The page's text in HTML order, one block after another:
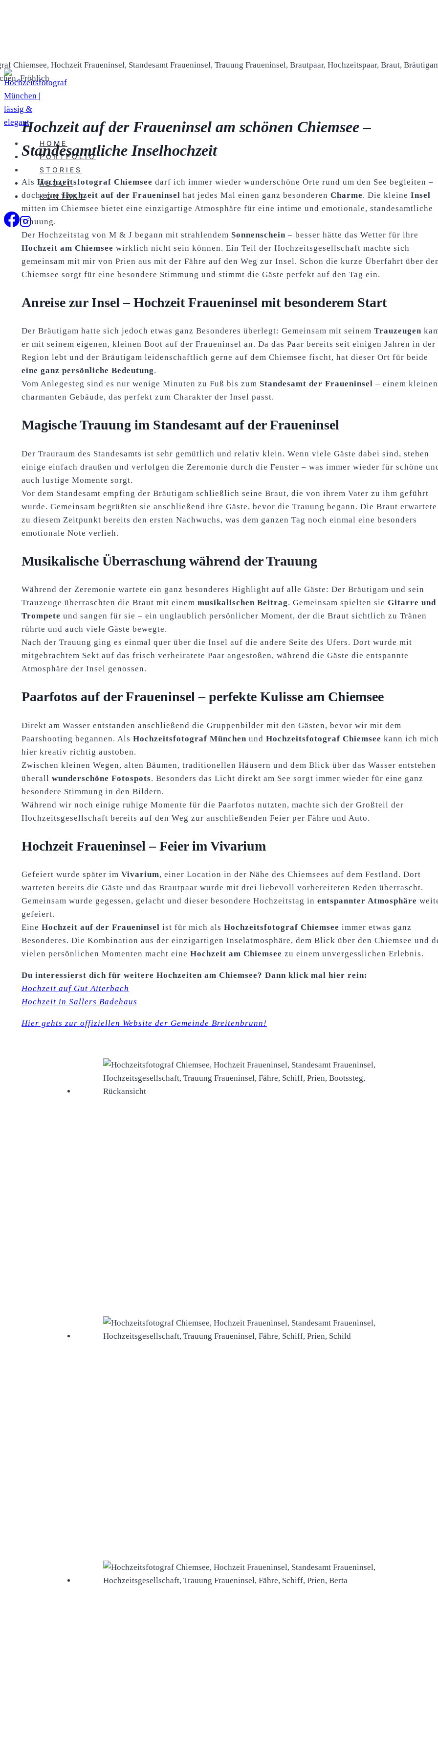
Zum
Inhalt
springen
HOME
PORTFOLIO
STORIES
ABOUT
KONTAKT
Hochzeit auf der Fraueninsel am schönen Chiemsee –
Standesamtliche Inselhochzeit
AlsHochzeitsfotograf Chiemsee darf ich immer wieder wunderschöne Orte rund um den See begleiten –
doch eineHochzeit auf der Fraueninsel hat jedes Mal einen ganz besonderenCharme. Die kleineInsel
mitten im Chiemsee bietet eine einzigartige Atmosphäre für eine intime und emotionale, standesamtliche
Trauung.
Der Hochzeitstag von M & J begann mit strahlendem Sonnenschein – besser hätte das Wetter für ihre
Hochzeit am Chiemsee wirklich nicht sein können. Ein Teil der Hochzeitsgesellschaft machte sich
gemeinsam mit mir von Prien aus mit der Fähre auf den Weg zur Insel. Schon die kurze Überfahrt über
Chiemsee sorgt für eine besondere Stimmung und stimmt die Gäste perfekt auf den Tag ein.
Anreise zur Insel – Hochzeit Fraueninsel mit besonderem Start
Der Bräutigam hatte sich jedoch etwas ganz Besonderes überlegt: Gemeinsam mit seinemTrauzeugen
er mit seinem eigenen, kleinen Boot auf der Fraueninsel an. Da das Paar bereits seit einigen Jahren in der
Region lebt und der Bräutigam leidenschaftlich gerne auf dem Chiemsee fischt, hat dieser Ort für beide
eine ganz persönliche Bedeutung.
Vom Anlegesteg sind es nur wenige Minuten zu Fuß bis zum Standesamt der Fraueninsel – einem
charmanten Gebäude, das perfekt zum Charakter der Insel passt.
Magische Trauung im Standesamt auf der Fraueninsel
Der Trauraum des Standesamts ist sehr gemütlich und relativ klein. Wenn viele Gäste dabei sind, stehen
einige einfach draußen und verfolgen die Zeremonie durch die Fenster – was immer wieder für schöne
auch lustige Momente sorgt.
Vor dem Standesamt empfing der Bräutigam schließlich seine Braut, die von ihrem Vater zu ihm geführt
wurde. Gemeinsam begrüßten sie anschließend ihre Gäste, bevor die Trauung begann. Die Braut erwartete
zu diesem Zeitpunkt bereits den ersten Nachwuchs, was dem ganzen Tag noch einmal eine besonders
emotionale Note verlieh.
Musikalische Überraschung während der Trauung
Während der Zeremonie wartete ein ganz besonderes Highlight auf alle Gäste: Der Bräutigam und sein
Trauzeuge überraschten die Braut mit einemmusikalischen Beitrag. Gemeinsam spielten sieGitarre und
Trompete und sangen für sie – ein unglaublich persönlicher Moment, der die Braut sichtlich zu Tränen
rührte und auch viele Gäste bewegte.
Nach der Trauung ging es einmal quer über die Insel auf die andere Seite des Ufers. Dort wurde mit
mitgebrachtem Sekt auf das frisch verheiratete Paar angestoßen, während die Gäste die entspannte
Atmosphäre der Insel genossen.
Paarfotos auf der Fraueninsel – perfekte Kulisse am Chiemsee
Direkt am Wasser entstanden anschließend die Gruppenbilder mit den Gästen, bevor wir mit dem
Paarshooting begannen. AlsHochzeitsfotograf München undHochzeitsfotograf Chiemsee kann ich mich
hier kreativ richtig austoben.
Zwischen kleinen Wegen, alten Bäumen, traditionellen Häusern und dem Blick über das Wasser entstehen
überallwunderschöne Fotospots. Besonders das Licht direkt am See sorgt immer wieder für eine ganz
besondere Stimmung in den Bildern.
Während wir noch einige ruhige Momente für die Paarfotos nutzten, machte sich der Großteil der
Hochzeitsgesellschaft bereits auf den Weg zur anschließenden Feier per Fähre und Auto.
Hochzeit Fraueninsel – Feier im Vivarium
Gefeiert wurde später imVivarium, einer Location in der Nähe des Chiemsees auf dem Festland. Dort
warteten bereits die Gäste und das Brautpaar wurde mit drei liebevoll vorbereiteten Reden überrascht.
Gemeinsam wurde gegessen, gelacht und dieser besondere Hochzeitstag inentspannter Atmosphäre
gefeiert.
EineHochzeit auf der Fraueninsel ist für mich alsHochzeitsfotograf Chiemsee immer etwas ganz
Besonderes. Die Kombination aus der einzigartigen Inselatmosphäre, dem Blick über den Chiemsee und
vielen persönlichen Momenten macht eineHochzeit am Chiemsee zu einem unvergesslichen Erlebnis.
Du interessierst dich für weitere Hochzeiten am Chiemsee? Dann klick mal hier rein:
Hochzeit auf Gut Aiterbach
Hochzeit in Sallers Badehaus
Hier gehts zur offiziellen Website der Gemeinde Breitenbrunn!